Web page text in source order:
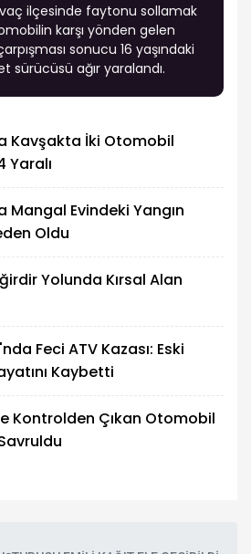
ilçesinde faytonu sollamak
karşı yönden gelen
sonucu 16 yaşındaki
sürücüsü ağır yaralandı.
Kavşakta İki Otomobil
Yaralı
Mangal Evindeki Yangın
Oldu
Yolunda Kırsal Alan
Feci ATV Kazası: Eski
Kaybetti
Kontrolden Çıkan Otomobil